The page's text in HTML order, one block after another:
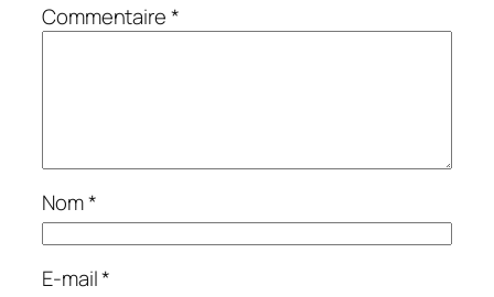
Commentaire*
Nom*
E-mail*